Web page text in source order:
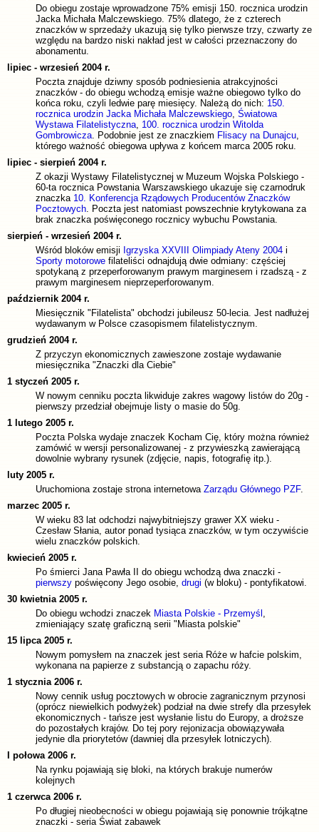
Do obiegu zostaje wprowadzone 75% emisji 150. rocznica urodzin
Jacka Michała Malczewskiego. 75% dlatego, że z czterech
znaczków w sprzedaży ukazują się tylko pierwsze trzy, czwarty ze
względu na bardzo niski nakład jest w całości przeznaczony do
abonamentu.
lipiec - wrzesień 2004 r.
Poczta znajduje dziwny sposób podniesienia atrakcyjności
znaczków - do obiegu wchodzą emisje ważne obiegowo tylko do
końca roku, czyli ledwie parę miesięcy. Należą do nich: 150.
rocznica urodzin Jacka Michała Malczewskiego, Światowa
Wystawa Filatelistyczna, 100. rocznica urodzin Witolda
Gombrowicza. Podobnie jest ze znaczkiem Flisacy na Dunajcu,
którego ważność obiegowa upływa z końcem marca 2005 roku.
lipiec - sierpień 2004 r.
Z okazji Wystawy Filatelistycznej w Muzeum Wojska Polskiego -
60-ta rocznica Powstania Warszawskiego ukazuje się czarnodruk
znaczka 10. Konferencja Rządowych Producentów Znaczków
Pocztowych. Poczta jest natomiast powszechnie krytykowana za
brak znaczka poświęconego rocznicy wybuchu Powstania.
sierpień - wrzesień 2004 r.
Wśród bloków emisji Igrzyska XXVIII Olimpiady Ateny 2004 i
Sporty motorowe filateliści odnajdują dwie odmiany: częściej
spotykaną z przeperforowanym prawym marginesem i rzadszą - z
prawym marginesem nieprzeperforowanym.
październik 2004 r.
Miesięcznik "Filatelista" obchodzi jubileusz 50-lecia. Jest nadłużej
wydawanym w Polsce czasopismem filatelistycznym.
grudzień 2004 r.
Z przyczyn ekonomicznych zawieszone zostaje wydawanie
miesięcznika "Znaczki dla Ciebie"
1 styczeń 2005 r.
W nowym cenniku poczta likwiduje zakres wagowy listów do 20g -
pierwszy przedział obejmuje listy o masie do 50g.
1 lutego 2005 r.
Poczta Polska wydaje znaczek Kocham Cię, który można również
zamówić w wersji personalizowanej - z przywieszką zawierającą
dowolnie wybrany rysunek (zdjęcie, napis, fotografię itp.).
luty 2005 r.
Uruchomiona zostaje strona internetowa Zarządu Głównego PZF.
marzec 2005 r.
W wieku 83 lat odchodzi najwybitniejszy grawer XX wieku -
Czesław Słania, autor ponad tysiąca znaczków, w tym oczywiście
wielu znaczków polskich.
kwiecień 2005 r.
Po śmierci Jana Pawła II do obiegu wchodzą dwa znaczki -
pierwszy poświęcony Jego osobie, drugi (w bloku) - pontyfikatowi.
30 kwietnia 2005 r.
Do obiegu wchodzi znaczek Miasta Polskie - Przemyśl ,
zmieniający szatę graficzną serii "Miasta polskie"
15 lipca 2005 r.
Nowym pomysłem na znaczek jest seria Róże w hafcie polskim,
wykonana na papierze z substancją o zapachu róży.
1 stycznia 2006 r.
Nowy cennik usług pocztowych w obrocie zagranicznym przynosi
(oprócz niewielkich podwyżek) podział na dwie strefy dla przesyłek
ekonomicznych - tańsze jest wysłanie listu do Europy, a droższe
do pozostałych krajów. Do tej pory rejonizacja obowiązywała
jedynie dla priorytetów (dawniej dla przesyłek lotniczych).
I połowa 2006 r.
Na rynku pojawiają się bloki, na których brakuje numerów
kolejnych
1 czerwca 2006 r.
Po długiej nieobecności w obiegu pojawiają się ponownie trójkątne
znaczki - seria Świat zabawek